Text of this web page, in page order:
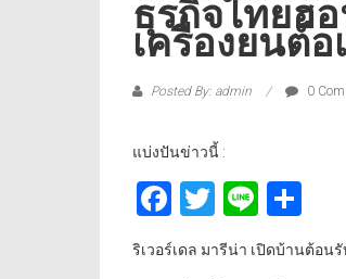
ธุรกิจไทยฮ
เครื่องยนต์
Posted By: admin 0
แบ่งปันข่าวนี้ :
Facebook
Twitter
Line
ริเวอร์เดล มารีน่า เปิดบ้านต้อ